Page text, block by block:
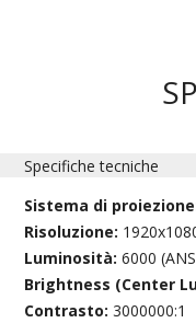
Specifiche tecniche
Sistema di
Risoluzione:
Luminosità:6000
Brightness (Center
Contrasto:3000000:1